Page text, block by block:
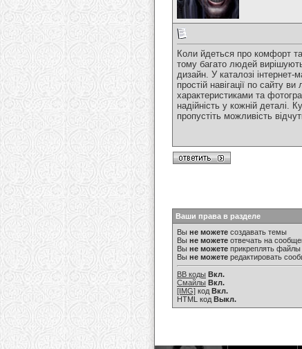
Коли йдеться про комфорт
тому багато людей
дизайн. У каталозі
простій навігації по сайту
характеристиками та
надійність у кожній
пропустіть можливість
Ваши права в разделе
Вы не можете создавать темы
Вы не можете отвечать на
Вы не можете прикреплять файлы
Вы не можете редактировать
BB коды Вкл.
Смайлы Вкл.
[IMG] код Вкл.
HTML код Выкл.